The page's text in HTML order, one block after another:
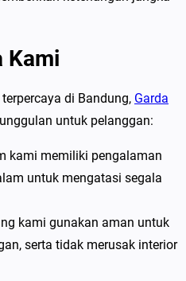
Kami
di Bandung, Garda
untuk pelanggan:
kami memiliki pengalaman
untuk mengatasi segala
kami gunakan aman untuk
serta tidak merusak interior